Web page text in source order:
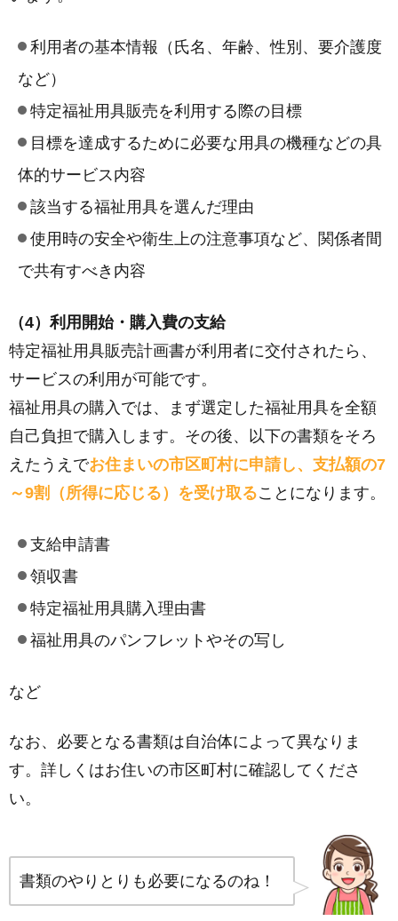
利用者の基本情報（氏名、年齢、性別、要介護度
など）
特定福祉用具販売を利用する際の目標
目標を達成するために必要な用具の機種などの具
体的サービス内容
該当する福祉用具を選んだ理由
使用時の安全や衛生上の注意事項など、関係者間
で共有すべき内容
（4）利用開始・購入費の支給
特定福祉用具販売計画書が利用者に交付されたら、
サービスの利用が可能です。
福祉用具の購入では、まず選定した福祉用具を全額
自己負担で購入します。その後、以下の書類をそろ
えたうえでお住まいの市区町村に申請し、支払額の7
～9割（所得に応じる）を受け取ることになります。
支給申請書
領収書
特定福祉用具購入理由書
福祉用具のパンフレットやその写し
など
なお、必要となる書類は自治体によって異なりま
す。詳しくはお住いの市区町村に確認してくださ
い。
書類のやりとりも必要になるのね！